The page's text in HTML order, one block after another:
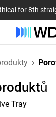
for 8th
Tray